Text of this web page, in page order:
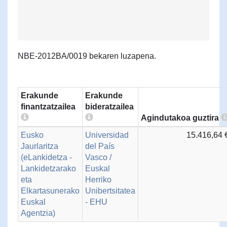
NBE-2012BA/0019 bekaren luzapena.
Erakunde
finantzatzailea
Erakunde
bideratzailea
Agindutakoa guztira
Eusko
Jaurlaritza
(eLankidetza -
Lankidetzarako
eta
Elkartasunerako
Euskal
Agentzia)
Universidad
del País
Vasco /
Euskal
Herriko
Unibertsitatea
- EHU
15.416,64